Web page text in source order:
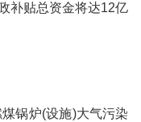
补贴总资金将达12亿
锅炉(设施)大气污染